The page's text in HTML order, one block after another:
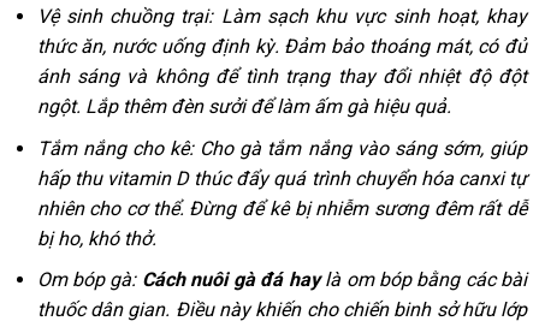
Vệ sinh chuồng trại: Làm sạch khu vực sinh hoạt, khay
thức ăn, nước uống định kỳ. Đảm bảo thoáng mát, có đủ
ánh sáng và không để tình trạng thay đổi nhiệt độ đột
ngột. Lắp thêm đèn sưởi để làm ấm gà hiệu quả.
Tắm nắng cho kê: Cho gà tắm nắng vào sáng sớm, giúp
hấp thu vitamin D thúc đẩy quá trình chuyển hóa canxi tự
nhiên cho cơ thể. Đừng để kê bị nhiễm sương đêm rất dễ
bị ho, khó thở.
Om bóp gà:Cách nuôi gà đá haylà om bóp bằng các bài
thuốc dân gian. Điều này khiến cho chiến binh sở hữu lớp